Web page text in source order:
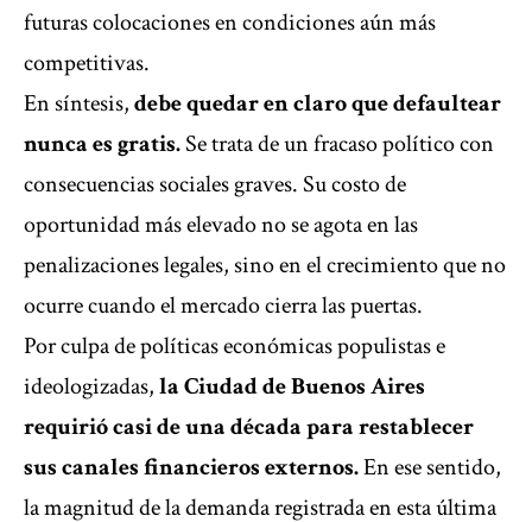
futuras colocaciones en condiciones aún más
competitivas.
En síntesis,debe quedar en claro que defaultear
nunca es gratis.Se trata de un fracaso político con
consecuencias sociales graves. Su costo de
oportunidad más elevado no se agota en las
penalizaciones legales, sino en el crecimiento que no
ocurre cuando el mercado cierra las puertas.
Por culpa de políticas económicas populistas e
ideologizadas,la Ciudad de Buenos Aires
requirió casi de una década para restablecer
sus canales financieros externos.En ese sentido,
la magnitud de la demanda registrada en esta última